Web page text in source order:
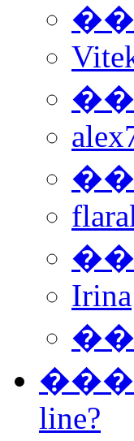
Irina
line?